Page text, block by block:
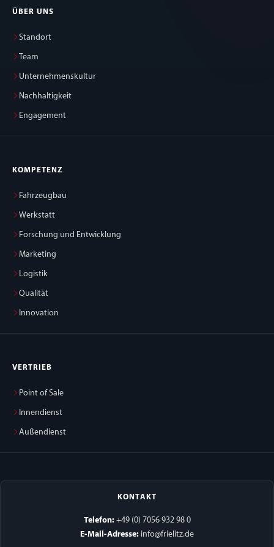
ÜBER UNS
Standort
Team
Unternehmenskultur
Nachhaltigkeit
Engagement
KOMPETENZ
Fahrzeugbau
Werkstatt
Forschung und Entwicklung
Marketing
Logistik
Qualität
Innovation
VERTRIEB
Point of Sale
Innendienst
Außendienst
KONTAKT
Telefon:+49 (0) 7056 932 98 0
E-Mail-Adresse: info@frielitz.de